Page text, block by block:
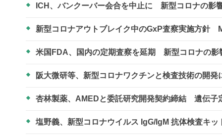
ICH、バンクーバー会合を中止に 新型コロナの影
新型コロナアウトブレイク中のGxP査察実施方針
米国FDA、国内の定期査察を延期 新型コロナの影
阪大微研等、新型コロナワクチンと検査技術の開
杏林製薬、AMEDと委託研究開発契約締結 遺伝子
塩野義、新型コロナウイルス IgG/IgM 抗体検査キ